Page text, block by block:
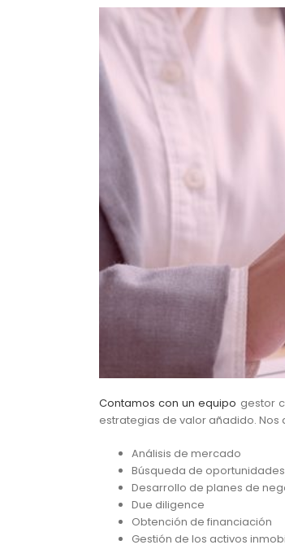
Contamos con un equipo gestor
estrategias de valor añadido. Nos
Análisis de mercado
Búsqueda de
Desarrollo de planes de
Due diligence
Obtención de financiación
Gestión de los activos